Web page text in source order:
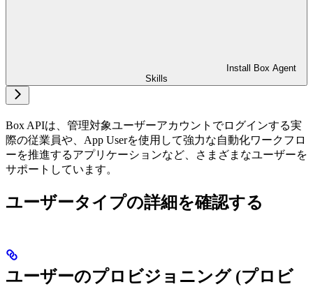
Install Box Agent
Skills
Box APIは、管理対象ユーザーアカウントでログインする実
際の従業員や、App Userを使用して強力な自動化ワークフロ
ーを推進するアプリケーションなど、さまざまなユーザーを
サポートしています。
ユーザータイプの詳細を確認する
ユーザーのプロビジョニング (プロビ